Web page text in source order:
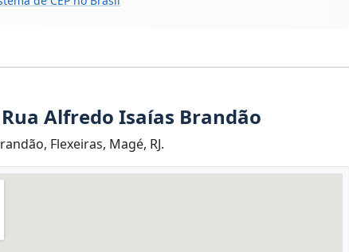
Rua Alfredo Isaías Brandão
Flexeiras, Magé, RJ.